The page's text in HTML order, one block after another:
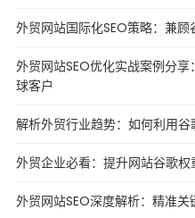
外贸网站国际化SEO策略：兼
外贸网站SEO优化实战案例分
球客户
解析外贸行业趋势：如何利用
外贸企业必看：提升网站谷歌
外贸网站SEO深度解析：精准